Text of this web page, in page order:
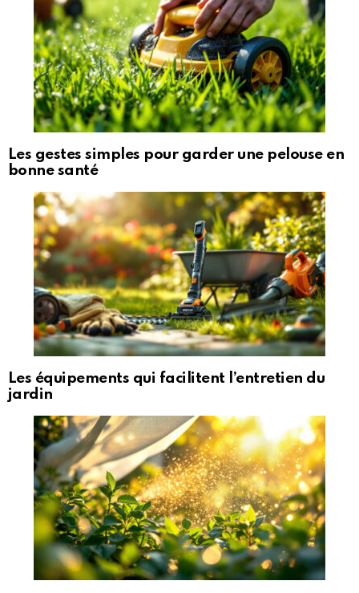
Les gestes simples pour garder une pelouse en
bonne santé
Les équipements qui facilitent l’entretien du
jardin